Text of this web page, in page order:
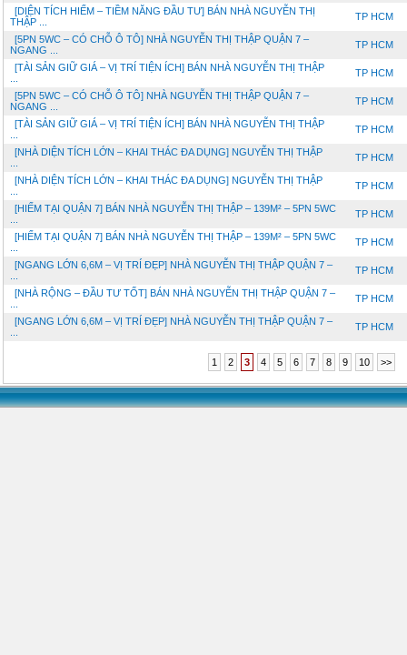
[DIỆN TÍCH HIẾM – TIỀM NĂNG ĐẦU TƯ] BÁN NHÀ NGUYỄN THỊ
THẬP ...
TP HCM
[5PN 5WC – CÓ CHỖ Ô TÔ] NHÀ NGUYỄN THỊ THẬP QUẬN 7 –
NGANG ...
TP HCM
[TÀI SẢN GIỮ GIÁ – VỊ TRÍ TIỆN ÍCH] BÁN NHÀ NGUYỄN THỊ THẬP
TP HCM
[5PN 5WC – CÓ CHỖ Ô TÔ] NHÀ NGUYỄN THỊ THẬP QUẬN 7 –
NGANG ...
TP HCM
[TÀI SẢN GIỮ GIÁ – VỊ TRÍ TIỆN ÍCH] BÁN NHÀ NGUYỄN THỊ THẬP
TP HCM
[NHÀ DIỆN TÍCH LỚN – KHAI THÁC ĐA DỤNG] NGUYỄN THỊ THẬP
TP HCM
[NHÀ DIỆN TÍCH LỚN – KHAI THÁC ĐA DỤNG] NGUYỄN THỊ THẬP
TP HCM
[HIẾM TẠI QUẬN 7] BÁN NHÀ NGUYỄN THỊ THẬP – 139M² – 5PN 5WC
TP HCM
[HIẾM TẠI QUẬN 7] BÁN NHÀ NGUYỄN THỊ THẬP – 139M² – 5PN 5WC
TP HCM
[NGANG LỚN 6,6M – VỊ TRÍ ĐẸP] NHÀ NGUYỄN THỊ THẬP QUẬN 7 –
TP HCM
[NHÀ RỘNG – ĐẦU TƯ TỐT] BÁN NHÀ NGUYỄN THỊ THẬP QUẬN 7 –
TP HCM
[NGANG LỚN 6,6M – VỊ TRÍ ĐẸP] NHÀ NGUYỄN THỊ THẬP QUẬN 7 –
TP HCM
1 2 3 4 5 6 7 8 9 10 >>